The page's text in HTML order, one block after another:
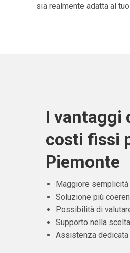
sia realmente adatta al
I vantaggi
costi fissi
Piemonte
Maggiore
Soluzione più
Possibilità di
Supporto nella
Assistenza dedicata